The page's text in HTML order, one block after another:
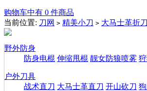
购物车中有 0 件商品
当前位置: 刀网 > 精美小刀 > 大马士革折刀
野外防身
防身电棍 伸缩甩棍 靓女防狼喷雾
户外刀具
战术直刀 大马士革直刀 开山砍刀